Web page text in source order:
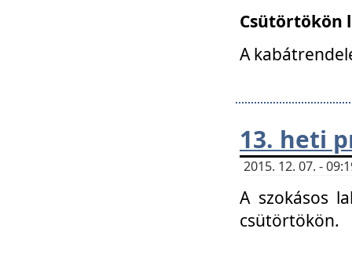
Csütörtökön
A
13. heti
2015. 12. 07. -
A szokásos
csütörtökön.